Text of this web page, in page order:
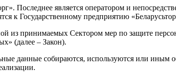
Последнее является оператором и
к Государственному предприятию
из принимаемых Сектором мер по защите
(далее – Закон).
данные собираются, используются или иным